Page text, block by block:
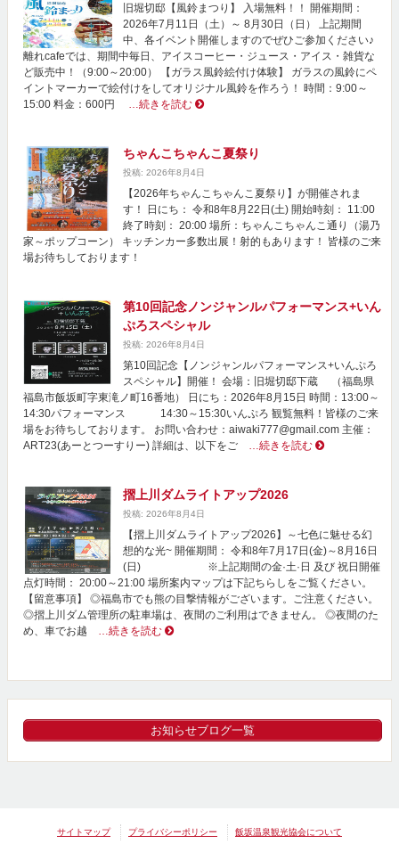
旧堀切邸【風鈴まつり】 入場無料！！ 開催期間：
2026年7月11日（土）～ 8月30日（日） 上記期間
中、各イベント開催しますのでぜひご参加ください♪
離れcafeでは、期間中毎日、アイスコーヒー・ジュース・アイス・雑貨な
ど販売中！（9:00～20:00） 【ガラス風鈴絵付け体験】 ガラスの風鈴にペ
イントマーカーで絵付けをしてオリジナル風鈴を作ろう！ 時間：9:00～
15:00 料金：600円
…続きを読む
ちゃんこちゃんこ夏祭り
投稿: 2026年8月4日
【2026年ちゃんこちゃんこ夏祭り】が開催されま
す！ 日にち： 令和8年8月22日(土) 開始時刻： 11:00
終了時刻： 20:00 場所：ちゃんこちゃんこ通り（湯乃
家～ポップコーン） キッチンカー多数出展！射的もあります！ 皆様のご来
場お待ちしております！
第10回記念ノンジャンルパフォーマンス+いん
ぷろスペシャル
投稿: 2026年8月4日
第10回記念【ノンジャンルパフォーマンス+いんぷろ
スペシャル】開催！ 会場：旧堀切邸下蔵 （福島県
福島市飯坂町字東滝ノ町16番地） 日にち：2026年8月15日 時間：13:00～
14:30パフォーマンス 14:30～15:30いんぷろ 観覧無料！皆様のご来
場をお待ちしております。 お問い合わせ：aiwaki777@gmail.com 主催：
ART23(あーとつーすりー) 詳細は、以下をご …続きを読む
摺上川ダムライトアップ2026
投稿: 2026年8月4日
【摺上川ダムライトアップ2026】～七色に魅せる幻
想的な光~ 開催期間： 令和8年7月17日(金)～8月16日
(日) ※上記期間の金·土·日 及び 祝日開催
点灯時間： 20:00～21:00 場所案内マップは下記ちらしをご覧ください。
【留意事項】 ◎福島市でも熊の目撃情報がございます。ご注意ください。
◎摺上川ダム管理所の駐車場は、夜間のご利用はできません。 ◎夜間のた
め、車でお越 …続きを読む
お知らせブログ一覧
サイトマップ プライバシーポリシー 飯坂温泉観光協会について